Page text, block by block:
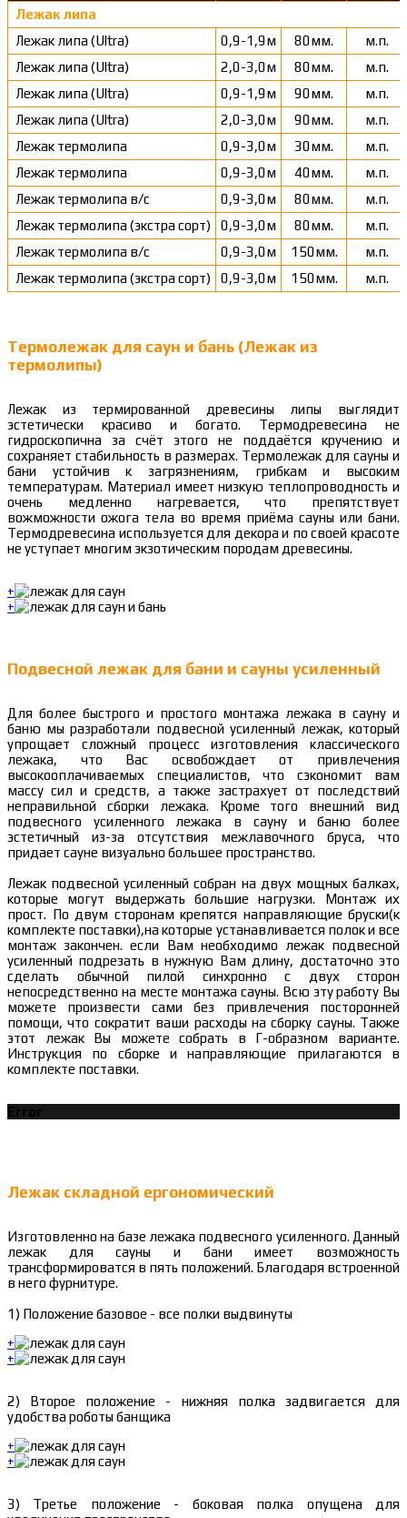
Лежак липа
Лежак липа (Ultra)
0,9-1,9м 80мм.
м.п.
Лежак липа (Ultra)
2,0-3,0м 80мм.
м.п.
Лежак липа (Ultra)
0,9-1,9м 90мм.
м.п.
Лежак липа (Ultra)
2,0-3,0м 90мм.
м.п.
Лежак термолипа
0,9-3,0м 30мм.
м.п.
Лежак термолипа
0,9-3,0м 40мм.
м.п.
Лежак термолипа в/с
0,9-3,0м 80мм.
м.п.
Лежак термолипа (экстра сорт)
0,9-3,0м 80мм.
м.п.
Лежак термолипа в/с
0,9-3,0м 150мм.
м.п.
Лежак термолипа (экстра сорт)
0,9-3,0м 150мм. м.п.
Термолежак для саун и бань (Лежак из
термолипы)
Лежак из термированной древесины липы выглядит
эстетически красиво и богато. Термодревесина не
гидроскопична за счёт этого не поддаётся кручению и
сохраняет стабильность в размерах. Термолежак для сауны и
бани устойчив к загрязнениям, грибкам и высоким
температурам. Материал имеет низкую теплопроводность и
очень медленно нагревается, что препятствует
вожможности ожога тела во время приёма сауны или бани.
Термодревесина используется для декора и по своей красоте
не уступает многим экзотическим породам древесины.
+
+
Подвесной лежак для бани и сауны усиленный
Для более быстрого и простого монтажа лежака в сауну и
баню мы разработали подвесной усиленный лежак, который
упрощает сложный процесс изготовления классического
лежака, что Вас освобождает от привлечения
высокооплачиваемых специалистов, что сэкономит вам
массу сил и средств, а также застрахует от последствий
неправильной сборки лежака. Кроме того внешний вид
подвесного усиленного лежака в сауну и баню более
эстетичный из-за отсутствия межлавочного бруса, что
придает сауне визуально большее пространство.
Лежак подвесной усиленный собран на двух мощных балках,
которые могут выдержать большие нагрузки. Монтаж их
прост. По двум сторонам крепятся направляющие бруски(к
комплекте поставки),на которые устанавливается полок и все
монтаж закончен. если Вам необходимо лежак подвесной
усиленный подрезать в нужную Вам длину, достаточно это
сделать обычной пилой синхронно с двух сторон
непосредственно на месте монтажа сауны. Всю эту работу Вы
можете произвести сами без привлечения посторонней
помощи, что сократит ваши расходы на сборку сауны. Также
этот лежак Вы можете собрать в Г-образном варианте.
Инструкция по сборке и направляющие прилагаются в
комплекте поставки.
Error
Лежак складной ергономический
Изготовленно на базе лежака подвесного усиленного. Данный
лежак для сауны и бани имеет возможность
трансформироватся в пять положений. Благодаря встроенной
в него фурнитуре.
1) Положение базовое - все полки выдвинуты
+
+
2) Второе положение - нижняя полка задвигается для
удобства роботы банщика
+
+
3) Третье положение - боковая полка опущена для